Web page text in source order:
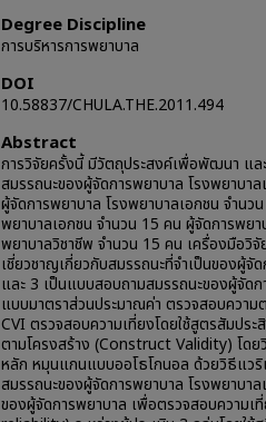
Degree Discipline
การบริหารการพยาบาล
DOI
10.58837/CHULA.THE.2011.494
Abstract
การวิจัยครั้งนี้ มีวัตถุประสงค์เพื่อพัฒนา แ
สมรรถนะของผู้จัดการพยาบาล โรงพยาบ
ผู้จัดการพยาบาล โรงพยาบาลเอกชน จำน
พยาบาลเอกชน จำนวน 15 คน ผู้จัดการพย
พยาบาลวิชาชีพ จำนวน 15 คน เครื่องมือ
เชี่ยวชาญเกี่ยวกับสมรรถนะที่จำเป็นของผู้
และ 3 เป็นแบบสอบถามสมรรถนะของผู้จัด
แบบมาตราส่วนประมาณค่า ตรวจสอบควา
CVI ตรวจสอบความเที่ยงโดยใช้สูตรสัมป
ตามโครงสร้าง (Construct Validity) โดย
หลัก หมุนแกนแบบออโธโกนอล ด้วยวิธีแวริ
สมรรถนะของผู้จัดการพยาบาล โรงพยาบา
ของผู้จัดการพยาบาล เพื่อตรวจสอบความ